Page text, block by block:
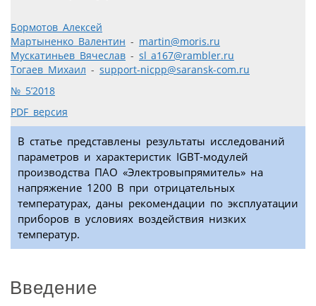
Бормотов Алексей
Мартыненко Валентин - martin@moris.ru
Мускатиньев Вячеслав - sl_a167@rambler.ru
Тогаев Михаил - support-nicpp@saransk-com.ru
№ 5’2018
PDF версия
В статье представлены результаты исследований
параметров и характеристик IGBT-модулей
производства ПАО «Электровыпрямитель» на
напряжение 1200 В при отрицательных
температурах, даны рекомендации по эксплуатации
приборов в условиях воздействия низких
температур.
Введение